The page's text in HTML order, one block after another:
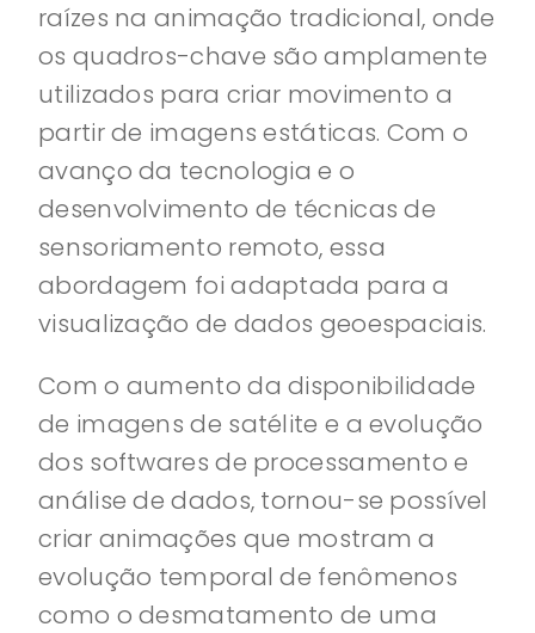
raízes na animação tradicional, onde
os quadros-chave são amplamente
utilizados para criar movimento a
partir de imagens estáticas. Com o
avanço da tecnologia e o
desenvolvimento de técnicas de
sensoriamento remoto, essa
abordagem foi adaptada para a
visualização de dados geoespaciais.
Com o aumento da disponibilidade
de imagens de satélite e a evolução
dos softwares de processamento e
análise de dados, tornou-se possível
criar animações que mostram a
evolução temporal de fenômenos
como o desmatamento de uma